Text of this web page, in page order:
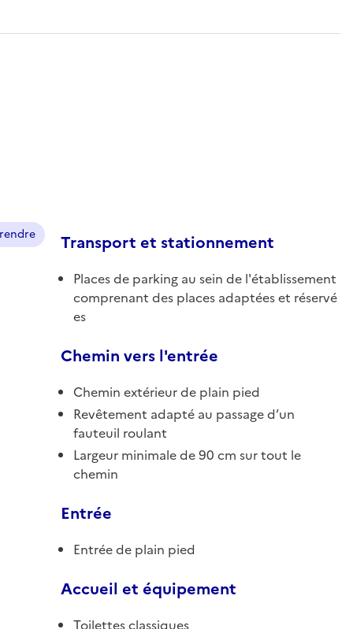
Transport et stationnement
Places de parking au sein de l'établissement
comprenant des places adaptées et réservé
es
Chemin vers l'entrée
Chemin extérieur de plain pied
Revêtement adapté au passage d’un
fauteuil roulant
Largeur minimale de 90 cm sur tout le
chemin
Entrée
Entrée de plain pied
Accueil et équipement
Toilettes classiques